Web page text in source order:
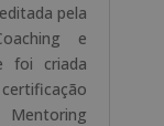
pela
e
foi criada